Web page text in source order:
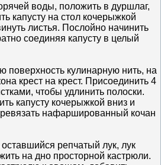
воды, положить в дуршлаг,
капусту на стол кочерыжкой
листья. Послойно начинить
соединяя капусту в целый
поверхность кулинарную нить, на
крест на крест. Присоединить 4
чтобы удлинить полоски.
капусту кочерыжкой вниз и
нафаршированный кочан
репчатый лук, лук
на дно просторной кастрюли.